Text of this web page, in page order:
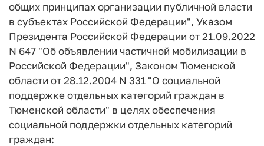
общих принципах организации публичной власти
в субъектах Российской Федерации", Указом
Президента Российской Федерации от 21.09.2022
N 647 "Об объявлении частичной мобилизации в
Российской Федерации", Законом Тюменской
области от 28.12.2004 N 331 "О социальной
поддержке отдельных категорий граждан в
Тюменской области" в целях обеспечения
социальной поддержки отдельных категорий
граждан: